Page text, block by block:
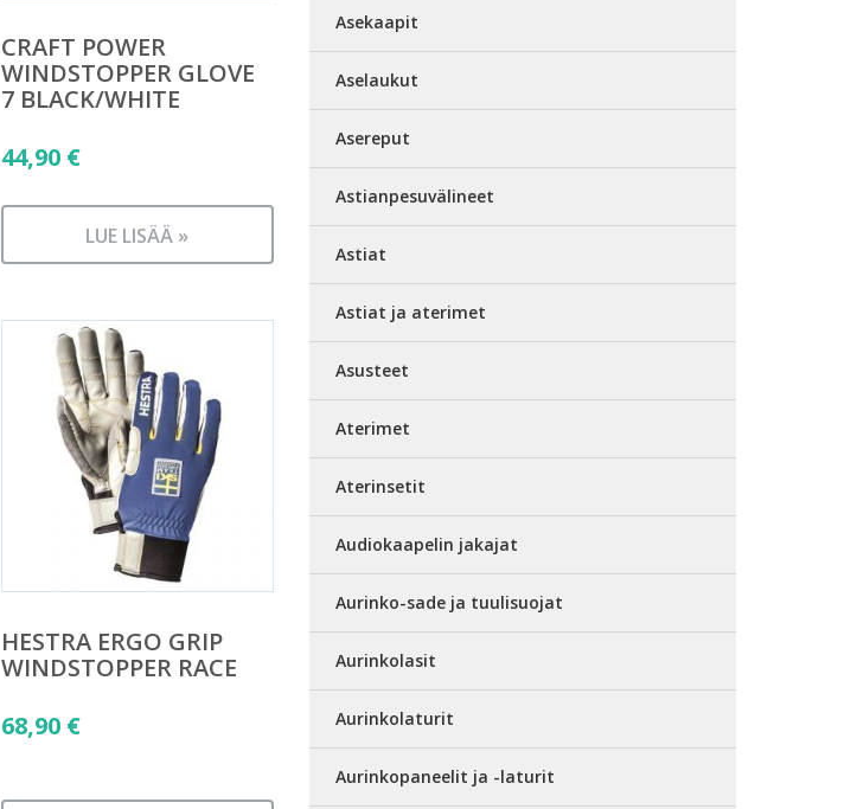
CRAFT POWER
WINDSTOPPER GLOVE
7 BLACK/WHITE
44,90 €
LUE LISÄÄ »
HESTRA ERGO GRIP
WINDSTOPPER RACE
68,90 €
Asekaapit
Aselaukut
Asereput
Astianpesuvälineet
Astiat
Astiat ja aterimet
Asusteet
Aterimet
Aterinsetit
Audiokaapelin jakajat
Aurinko-sade ja tuulisuojat
Aurinkolasit
Aurinkolaturit
Aurinkopaneelit ja -laturit